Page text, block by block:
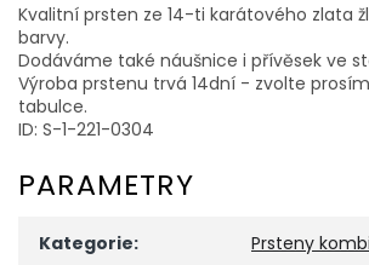
Kvalitní prsten ze 14-ti karátového zlata
barvy.
Dodáváme také náušnice i přívěsek ve
Výroba prstenu trvá 14dní - zvolte
tabulce.
ID: S-1-221-0304
PARAMETRY
Kategorie: Prsteny